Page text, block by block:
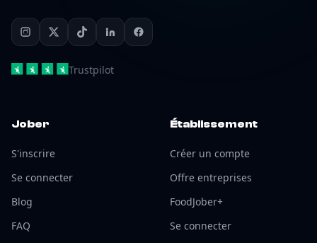
Trustpilot
Jober
S'inscrire
Se connecter
Blog
FAQ
Établissement
Créer un compte
Offre entreprises
FoodJober+
Se connecter